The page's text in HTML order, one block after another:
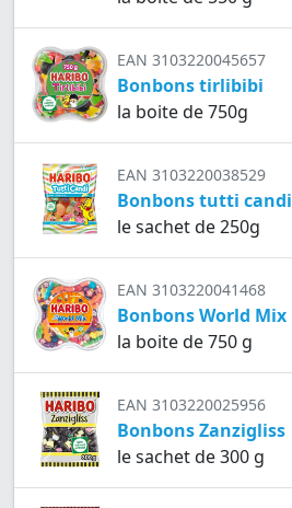
EAN 3103220045657
Bonbons tirlibibi
la boite de 750g
EAN 3103220038529
Bonbons tutti candi
le sachet de 250g
EAN 3103220041468
Bonbons World Mix
la boite de 750 g
EAN 3103220025956
Bonbons Zanzigliss
le sachet de 300 g